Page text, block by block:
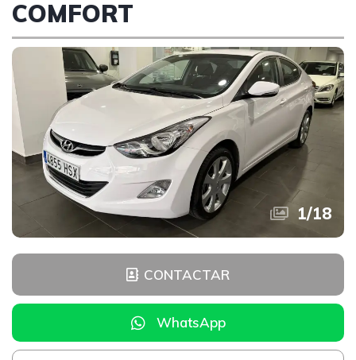
COMFORT
1/18
CONTACTAR
WhatsApp